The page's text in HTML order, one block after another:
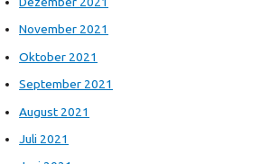
November 2021
Oktober 2021
September 2021
August 2021
Juli 2021